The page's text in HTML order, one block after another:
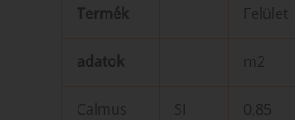
Termék Felület
adatok m2
Calmus SI 0,85